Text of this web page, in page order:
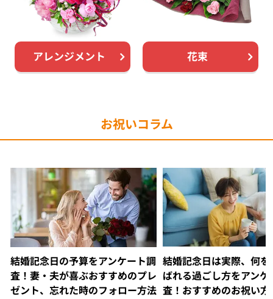
アレンジメント 花束
お祝いコラム
結婚記念日の予算をアンケート調
査！妻・夫が喜ぶおすすめのプレ
ゼント、忘れた時のフォロー方法
結婚記念日は実際、何
ばれる過ごし方をアンケ
査！おすすめのお祝い方